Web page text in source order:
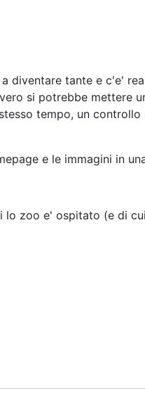
diventare tante e c'e'
si potrebbe mettere
tempo, un
e le immagini in
lo zoo e' ospitato (e di